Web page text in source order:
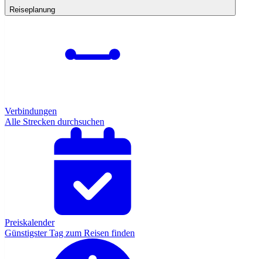
Reiseplanung
Verbindungen
Alle Strecken durchsuchen
Preiskalender
Günstigster Tag zum Reisen finden